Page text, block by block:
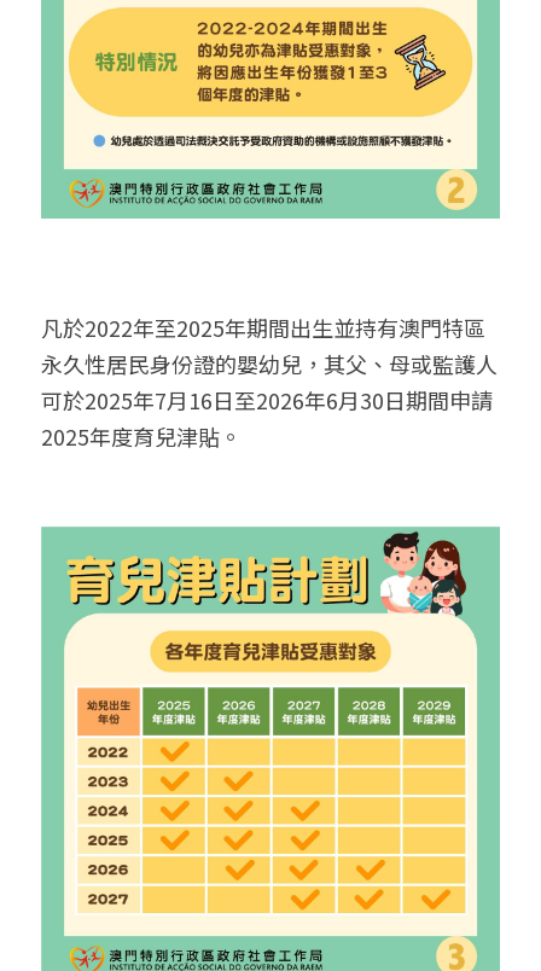
凡於2022年至2025年期間出生並持有澳門特區
永久性居民身份證的嬰幼兒，其父、母或監護人
可於2025年7月16日至2026年6月30日期間申請
2025年度育兒津貼。